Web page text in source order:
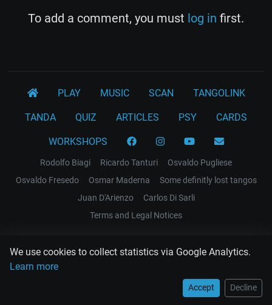
We use cookies to collect statistics via Google Analytics.
Learn more
Accept Decline
To add a comment, you must log in first.
PLAY MUSIC SCAN TANGOLINK
TANDA QUIZ ARTICLES PSY CARDS
WORKSHOPS
Rodolfo Biagi Ricardo Tanturi
Osvaldo Pugliese
Osvaldo Fresedo
Osmar Maderna
Some definitly lost tangos
Juan D'Arienzo
Carlos Di Sarli
Terms and Legal Notices
EL RECODO TANGO